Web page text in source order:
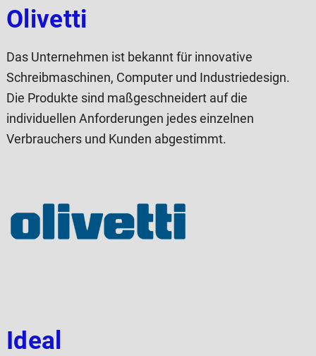
Olivetti
Das Unternehmen ist bekannt für innovative
Schreibmaschinen, Computer und Industriedesign.
Die Produkte sind maßgeschneidert auf die
individuellen Anforderungen jedes einzelnen
Verbrauchers und Kunden abgestimmt.
Ideal